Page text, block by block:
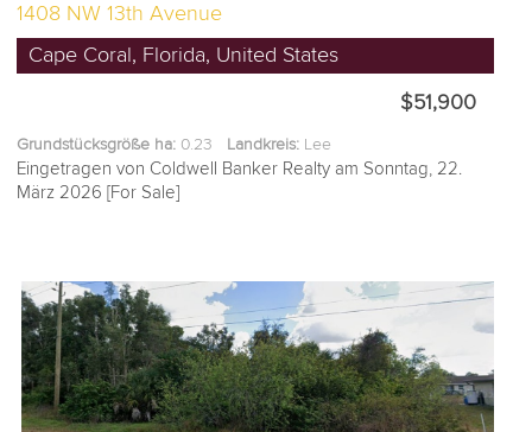
1408 NW 13th Avenue
Cape Coral, Florida, United States
$51,900
Grundstücksgröße ha: 0.23 Landkreis: Lee
Eingetragen von Coldwell Banker Realty am Sonntag, 22.
März 2026 [For Sale]